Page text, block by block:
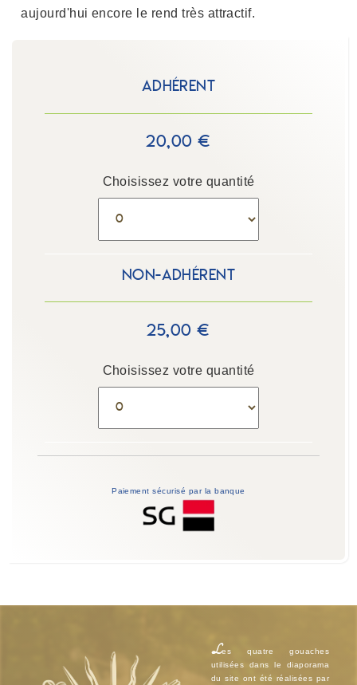
aujourd'hui encore le rend très attractif.
Adhérent
20,00 €
Choisissez votre quantité
Non-adhérent
25,00 €
Choisissez votre quantité
Paiement sécurisé par la banque
Les quatre gouaches
utilisées dans le diaporama
du site ont été réalisées par